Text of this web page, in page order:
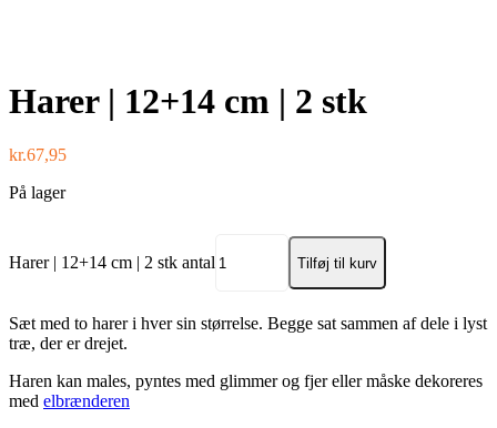
Harer | 12+14 cm | 2 stk
kr.67,95
På lager
Harer | 12+14 cm | 2 stk antal Tilføj til kurv
Sæt med to harer i hver sin størrelse. Begge sat sammen af dele i lyst
træ, der er drejet.
Haren kan males, pyntes med glimmer og fjer eller måske dekoreres
med elbrænderen